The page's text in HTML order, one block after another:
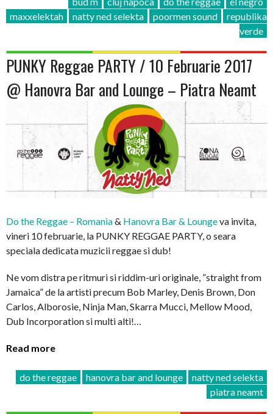
maxxelektah
natty ned selekta poormen sound
republika
verde
PUNKY Reggae PARTY / 10 Februarie 2017
@ Hanovra Bar and Lounge – Piatra Neamt
Do the Reggae – Romania& Hanovra Bar & Loungeva invita,
vineri 10 februarie, la PUNKY REGGAE PARTY, o seara
speciala dedicata muzicii reggae si dub!
Ne vom distra pe ritmuri si riddim-uri originale, ”straight from
Jamaica” de la artisti precum Bob Marley, Denis Brown, Don
Carlos, Alborosie, Ninja Man, Skarra Mucci, Mellow Mood,
Dub Incorporation si multi alti!…
Read more
do the reggae hanovra bar and lounge
natty ned selekta
piatra neamt